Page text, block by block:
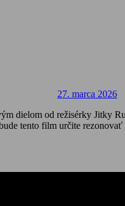
27. marca 2026
dielom od režisérky Jitky
tento film určite